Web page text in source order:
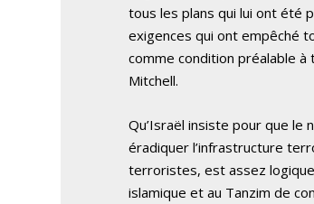
tous les plans qui lui ont été
exigences qui ont empêché
comme condition préalable
Mitchell.
Qu’Israël insiste pour que
éradiquer l’infrastructure
terroristes, est assez
islamique et au Tanzim de